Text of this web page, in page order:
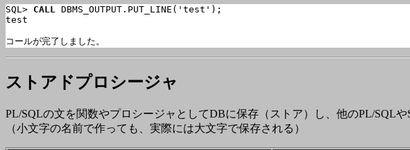
SQL> CALL
DBMS_OUTPUT.PUT_LINE('test');
test
コールが完了しました。
ストアドプロシージャ
PL/SQLの文を関数やプロシージャとしてDBに保存（ストア）し、他のPL/SQLや
（小文字の名前で作っても、実際には大文字で保存される）